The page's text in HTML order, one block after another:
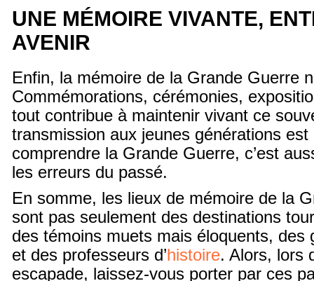
UNE MÉMOIRE VIVANTE,
AVENIR
Enfin, la mémoire de la Grande Guerre
Commémorations, cérémonies,
tout contribue à maintenir vivant ce
transmission aux jeunes générations est
comprendre la Grande Guerre, c’est
les erreurs du passé.
En somme, les lieux de mémoire de la
sont pas seulement des destinations
des témoins muets mais éloquents, des
et des professeurs d’histoire. Alors, lors
escapade, laissez-vous porter par ces